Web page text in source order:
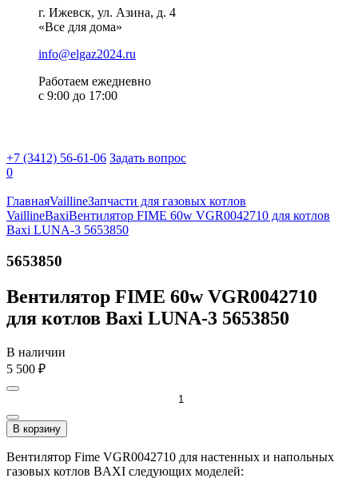
г. Ижевск, ул. Азина, д. 4
«Все для дома»
info@elgaz2024.ru
Работаем eжедневно
с 9:00 до 17:00
+7 (3412) 56-61-06 Задать вопрос
0
ГлавнаяVaillineЗапчасти для газовых котлов
VaillineBaxiВентилятор FIME 60w VGR0042710 для котлов
Baxi LUNA-3 5653850
5653850
Вентилятор FIME 60w VGR0042710
для котлов Baxi LUNA-3 5653850
В наличии
5 500 ₽
В корзину
Вентилятор Fime VGR0042710 для настенных и напольных
газовых котлов BAXI следующих моделей: